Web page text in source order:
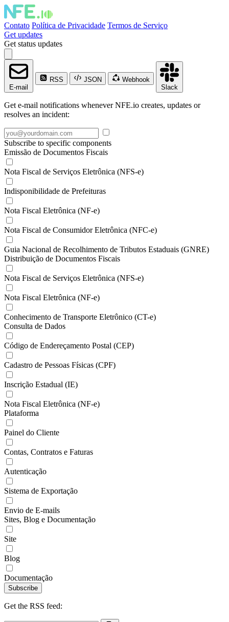
Contato Política de Privacidade Termos de Serviço
Get updates
Get status updates
E-mail
RSS JSON
Webhook
Slack
Get e-mail notifications whenever NFE.io creates, updates or
resolves an incident:
Subscribe to specific components
Emissão de Documentos Fiscais
Nota Fiscal de Serviços Eletrônica (NFS-e)
Indisponibilidade de Prefeituras
Nota Fiscal Eletrônica (NF-e)
Nota Fiscal de Consumidor Eletrônica (NFC-e)
Guia Nacional de Recolhimento de Tributos Estaduais (GNRE)
Distribuição de Documentos Fiscais
Nota Fiscal de Serviços Eletrônica (NFS-e)
Nota Fiscal Eletrônica (NF-e)
Conhecimento de Transporte Eletrônico (CT-e)
Consulta de Dados
Código de Endereçamento Postal (CEP)
Cadastro de Pessoas Físicas (CPF)
Inscrição Estadual (IE)
Nota Fiscal Eletrônica (NF-e)
Plataforma
Painel do Cliente
Contas, Contratos e Faturas
Autenticação
Sistema de Exportação
Envio de E-mails
Sites, Blog e Documentação
Site
Blog
Documentação
Subscribe
Get the RSS feed: